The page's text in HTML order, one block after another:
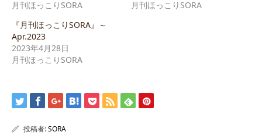
月刊ほっこりSORA
月刊ほっこりSORA
『月刊ほっこりSORA』～
Apr.2023
2023年4月28日
月刊ほっこりSORA
投稿者:SORA